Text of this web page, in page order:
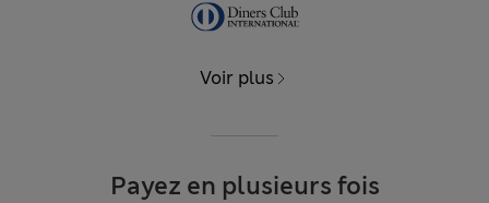
Voir plus
Payez en plusieurs fois